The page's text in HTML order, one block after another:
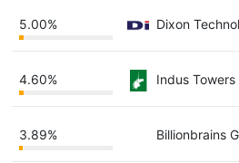
5.00% Dixon
4.60% Indus Towers
3.89% Billionbrains